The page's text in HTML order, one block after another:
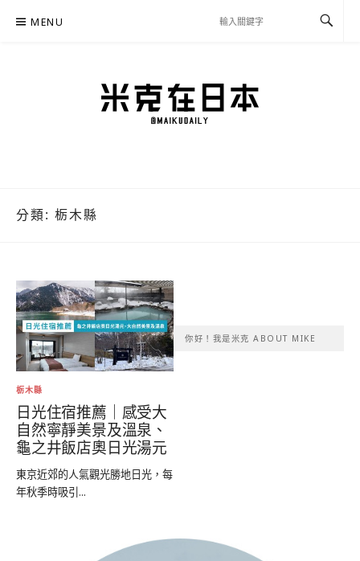
MENU
分類: 栃木縣
栃木縣
日光住宿推薦｜感受大
自然寧靜美景及溫泉、
龜之井飯店奧日光湯元
東京近郊的人氣觀光勝地日光，每
年秋季時吸引...
你好！我是米克 ABOUT MIKE